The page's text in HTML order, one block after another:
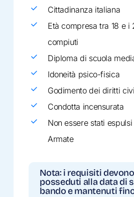
Cittadinanza italiana
Età compresa tra 18 e i
compiuti
Diploma di scuola
Idoneità psico-fisica
Godimento dei diritti
Condotta incensurata
Non essere stati
Armate
Nota: i requisiti
posseduti alla data di
bando e mantenuti